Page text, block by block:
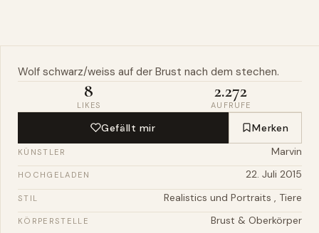
Wolf schwarz/weiss auf der Brust nach dem stechen.
8
LIKES
2.272
AUFRUFE
Gefällt mir Merken
KÜNSTLER Marvin
HOCHGELADEN 22. Juli 2015
STIL Realistics und Portraits , Tiere
KÖRPERSTELLE Brust & Oberkörper